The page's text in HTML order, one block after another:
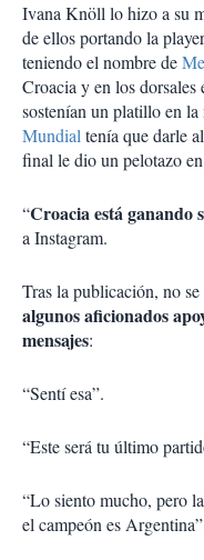
Ivana Knöll lo hizo a su
de ellos portando la
teniendo el nombre de
Croacia y en los
sostenían un platillo en
Mundial tenía que darle
final le dio un pelotazo
“Croacia está ganando
a Instagram.
Tras la publicación, no
algunos aficionados
mensajes:
“Sentí esa”.
“Este será tu último
“Lo siento mucho, pero
el campeón es